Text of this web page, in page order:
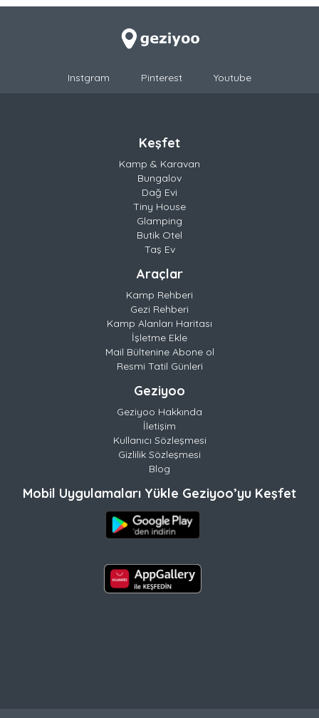
Instgram Pinterest Youtube
Keşfet
Kamp & Karavan
Bungalov
Dağ Evi
Tiny House
Glamping
Butik Otel
Taş Ev
Araçlar
Kamp Rehberi
Gezi Rehberi
Kamp Alanları Haritası
İşletme Ekle
Mail Bültenine Abone ol
Resmi Tatil Günleri
Geziyoo
Geziyoo Hakkında
İletişim
Kullanıcı Sözleşmesi
Gizlilik Sözleşmesi
Blog
Mobil Uygulamaları Yükle Geziyoo’yu Keşfet